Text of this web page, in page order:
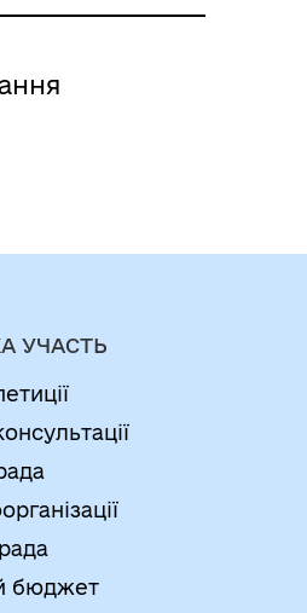
УЧАСТЬ
бюджет